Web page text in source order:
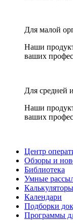
Для малой
Наши
ваших
Для средней
Наши
ваших
Центр
Обзоры и
Библиотека
Умные
Калькуляторы
Календари
Подборки
Программы